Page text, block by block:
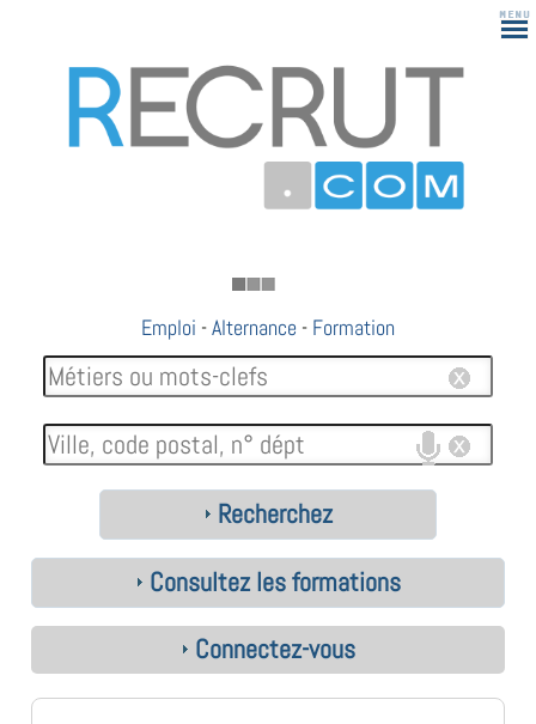
183
Emploi -Alternance - Formation
Recherchez
Consultez les formations
Connectez-vous